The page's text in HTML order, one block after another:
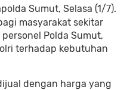
Sumut, Selasa (1/7).
masyarakat sekitar
Polda Sumut,
terhadap kebutuhan
dengan harga yang